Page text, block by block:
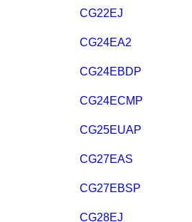
CG22EJ
CG24EA2
CG24EBDP
CG24ECMP
CG25EUAP
CG27EAS
CG27EBSP
CG28EJ